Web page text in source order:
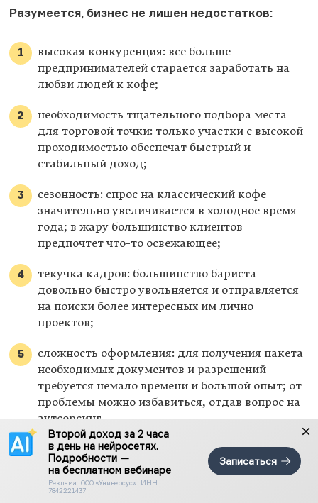
Разумеется, бизнес не лишен недостатков:
высокая конкуренция: все больше
предпринимателей старается заработать на
любви людей к кофе;
необходимость тщательного подбора места
для торговой точки: только участки с высокой
проходимостью обеспечат быстрый и
стабильный доход;
сезонность: спрос на классический кофе
значительно увеличивается в холодное время
года; в жару большинство клиентов
предпочтет что-то освежающее;
текучка кадров: большинство бариста
довольно быстро увольняется и отправляется
на поиски более интересных им лично
проектов;
сложность оформления: для получения пакета
необходимых документов и разрешений
требуется немало времени и большой опыт; от
проблемы можно избавиться, отдав вопрос на
аутсорсинг.
Бизнес по продаже кофе на вынос не лишен
Второй доход за 2 часа
в день на нейросетях.
Подробности —
на бесплатном вебинаре
Реклама. ООО «Универсус». ИНН
7842221437
Записаться